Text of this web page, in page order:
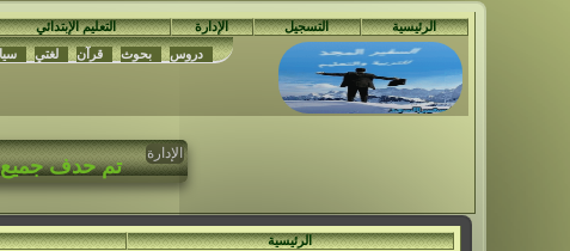
الرئيسية التسجيل الإدارة التعليم الإبتدائي
دروس بحوث قرآن لغتي
الإدارة
الرئيسية